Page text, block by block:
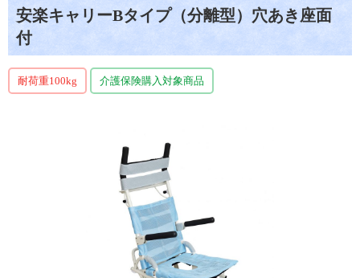
安楽キャリーBタイプ（分離型）穴あき座面
付
耐荷重100kg 介護保険購入対象商品